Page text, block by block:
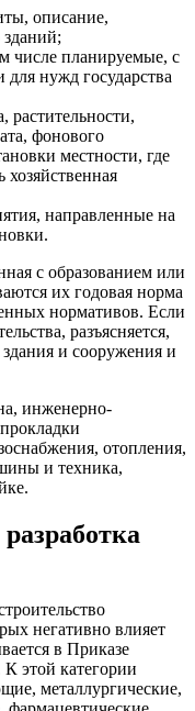
описание,
числе планируемые, с
нужд государства
растительности,
фонового
местности, где
хозяйственная
направленные на
с образованием или
их годовая норма
нормативов. Если
разъясняется,
и сооружения и
инженерно-
отопления,
и техника,
негативно влияет
в Приказе
этой категории
металлургические,